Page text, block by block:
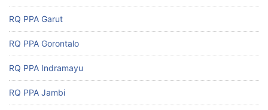
RQ PPA Garut
RQ PPA Gorontalo
RQ PPA Indramayu
RQ PPA Jambi